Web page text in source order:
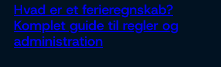
Hvad er et ferieregnskab?
Komplet guide til regler og
administration